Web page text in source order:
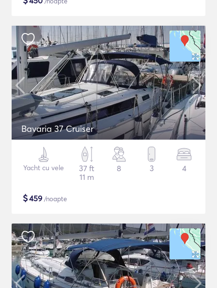
Bavaria 37 Cruiser
Yacht cu vele
37 ft
11 m
8 3 4
$459 /noapte